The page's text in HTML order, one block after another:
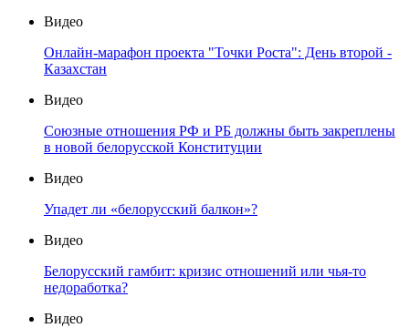
Видео
Онлайн-марафон проекта "Точки Роста": День второй -
Казахстан
Видео
Союзные отношения РФ и РБ должны быть закреплены
в новой белорусской Конституции
Видео
Упадет ли «белорусский балкон»?
Видео
Белорусский гамбит: кризис отношений или чья-то
недоработка?
Видео